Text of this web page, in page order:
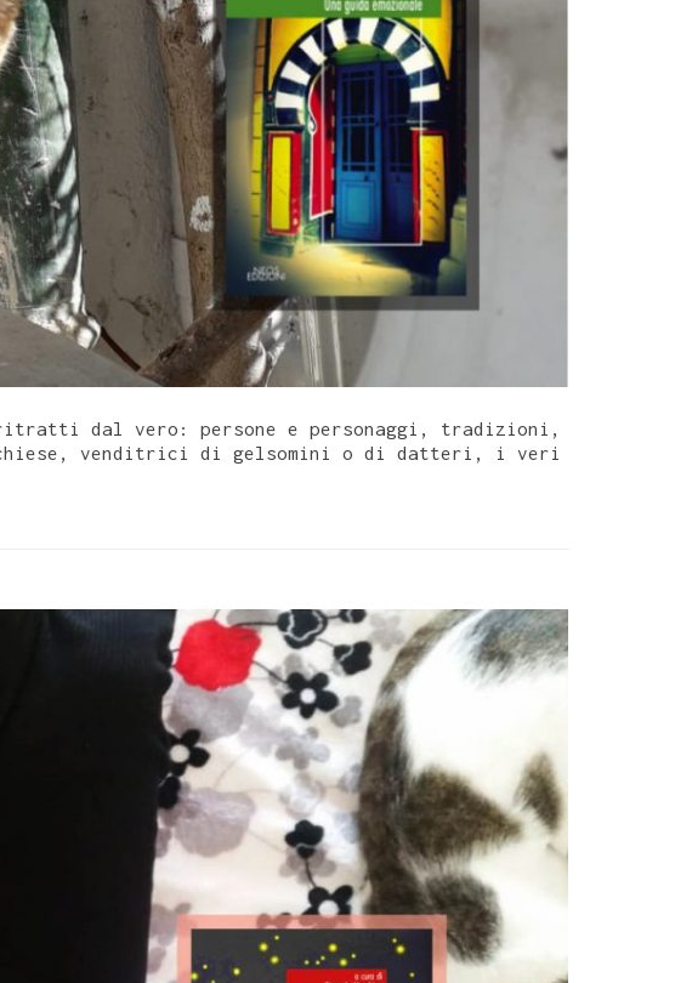
dal vero: persone e personaggi, tradizioni,
venditrici di gelsomini o di datteri, i veri